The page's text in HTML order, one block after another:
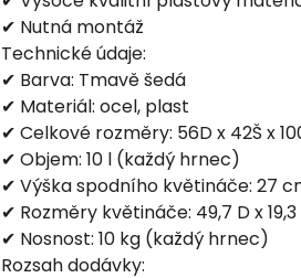
✔ Nutná montáž
Technické údaje:
✔ Barva: Tmavě šedá
✔ Materiál: ocel, plast
✔ Celkové rozměry: 56D x 42Š x
✔ Objem: 10 l (každý hrnec)
✔ Výška spodního květináče: 27
✔ Rozměry květináče: 49,7 D x 19,3
✔ Nosnost: 10 kg (každý hrnec)
Rozsah dodávky: